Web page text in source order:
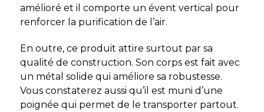
amélioré et il comporte un évent vertical pour
renforcer la purification de l’air.
En outre, ce produit attire surtout par sa
qualité de construction. Son corps est fait avec
un métal solide qui améliore sa robustesse.
Vous constaterez aussi qu’il est muni d’une
poignée qui permet de le transporter partout.